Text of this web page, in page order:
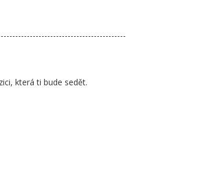
která ti bude sedět.